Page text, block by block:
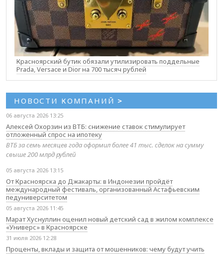
Красноярский бутик обязали утилизировать поддельные
Prada, Versace и Dior на 700 тысяч рублей
НОВОСТИ КОМПАНИЙ >
06 августа 2026 13:25
Алексей Охорзин из ВТБ: снижение ставок стимулирует
отложенный спрос на ипотеку
ВТБ за семь месяцев года оформил более 41 тыс. сделок на сумму
свыше 200 млрд рублей
05 августа 2026 13:15
От Красноярска до Джакарты: в Индонезии пройдёт
международный фестиваль, организованный Астафьевским
педуниверситетом
05 августа 2026 11:45
Марат Хуснуллин оценил новый детский сад в жилом комплексе
«Универс» в Красноярске
31 июля 2026 12:28
Проценты, вклады и защита от мошенников: чему будут учить